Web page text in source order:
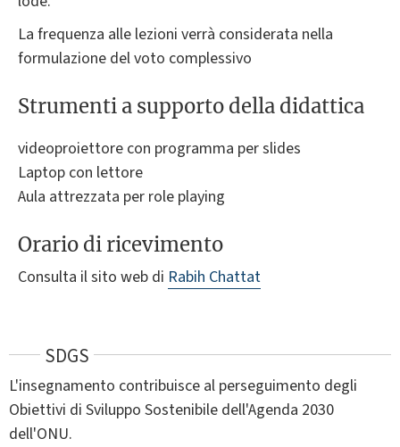
La frequenza alle lezioni verrà considerata nella
formulazione del voto complessivo
Strumenti a supporto della didattica
videoproiettore con programma per slides
Laptop con lettore
Aula attrezzata per role playing
Orario di ricevimento
Consulta il sito web di Rabih Chattat
SDGS
L'insegnamento contribuisce al perseguimento degli
Obiettivi di Sviluppo Sostenibile dell'Agenda 2030
dell'ONU.